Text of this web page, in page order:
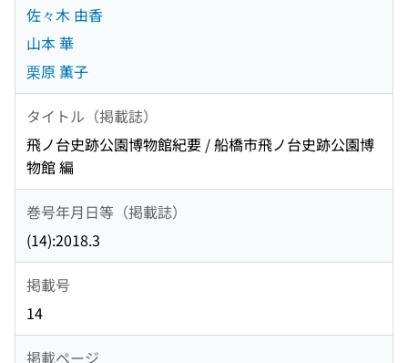
佐々木 由香
山本 華
栗原 薫子
タイトル（掲載誌）
飛ノ台史跡公園博物館紀要 / 船橋市飛ノ台史跡公園博
物館 編
巻号年月日等（掲載誌）
(14):2018.3
掲載号
14
掲載ページ